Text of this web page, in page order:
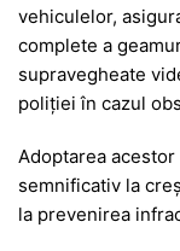
vehiculelor,
complete a
supravegheate
poliției în cazul
Adoptarea
semnificativ la
la prevenirea